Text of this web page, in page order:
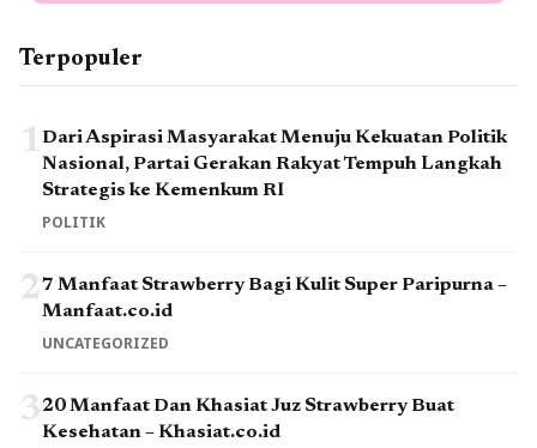
Terpopuler
1 Dari Aspirasi Masyarakat Menuju Kekuatan Politik
Nasional, Partai Gerakan Rakyat Tempuh Langkah
Strategis ke Kemenkum RI
POLITIK
27 Manfaat Strawberry Bagi Kulit Super Paripurna –
Manfaat.co.id
UNCATEGORIZED
320 Manfaat Dan Khasiat Juz Strawberry Buat
Kesehatan – Khasiat.co.id